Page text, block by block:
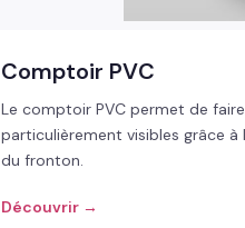
Comptoir PVC
Le comptoir PVC permet de
particulièrement visibles grâce
du fronton.
Découvrir →